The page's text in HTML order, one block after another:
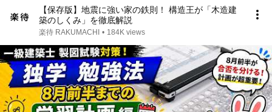
【保存版】地震に強い家の鉄則！ 構造王が「木造建
築のしくみ」を徹底解説
楽待 RAKUMACHI • 184K views